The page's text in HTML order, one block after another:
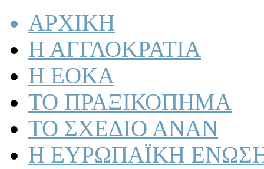
ΑΡΧΙΚΗ
Η ΑΓΓΛΟΚΡΑΤΙΑ
Η ΕΟΚΑ
ΤΟ ΠΡΑΞΙΚΟΠΗΜΑ
ΤΟ ΣΧΕΔΙΟ ΑΝΑΝ
Η ΕΥΡΩΠΑΪΚΗ